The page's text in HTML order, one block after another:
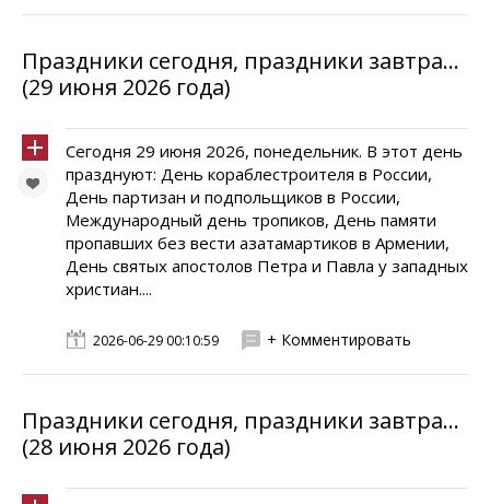
Праздники сегодня, праздники завтра...
(29 июня 2026 года)
Сегодня 29 июня 2026, понедельник. В этот день
празднуют: День кораблестроителя в России,
День партизан и подпольщиков в России,
Международный день тропиков, День памяти
пропавших без вести азатамартиков в Армении,
День святых апостолов Петра и Павла у западных
христиан....
2026-06-29 00:10:59 + Комментировать
Праздники сегодня, праздники завтра...
(28 июня 2026 года)